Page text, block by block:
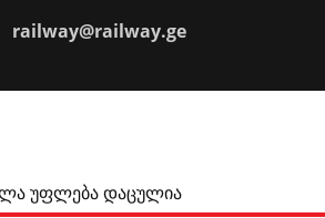
railway@railway.ge
უფლება დაცულია